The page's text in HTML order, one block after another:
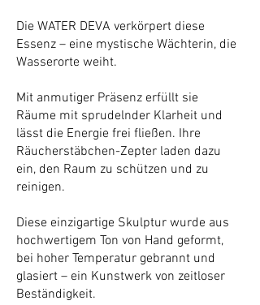
Die WATER DEVA verkörpert diese
Essenz – eine mystische Wächterin, die
Wasserorte weiht.
Mit anmutiger Präsenz erfüllt sie
Räume mit sprudelnder Klarheit und
lässt die Energie frei fließen. Ihre
Räucherstäbchen-Zepter laden dazu
ein, den Raum zu schützen und zu
reinigen.
Diese einzigartige Skulptur wurde aus
hochwertigem Ton von Hand geformt,
bei hoher Temperatur gebrannt und
glasiert – ein Kunstwerk von zeitloser
Beständigkeit.